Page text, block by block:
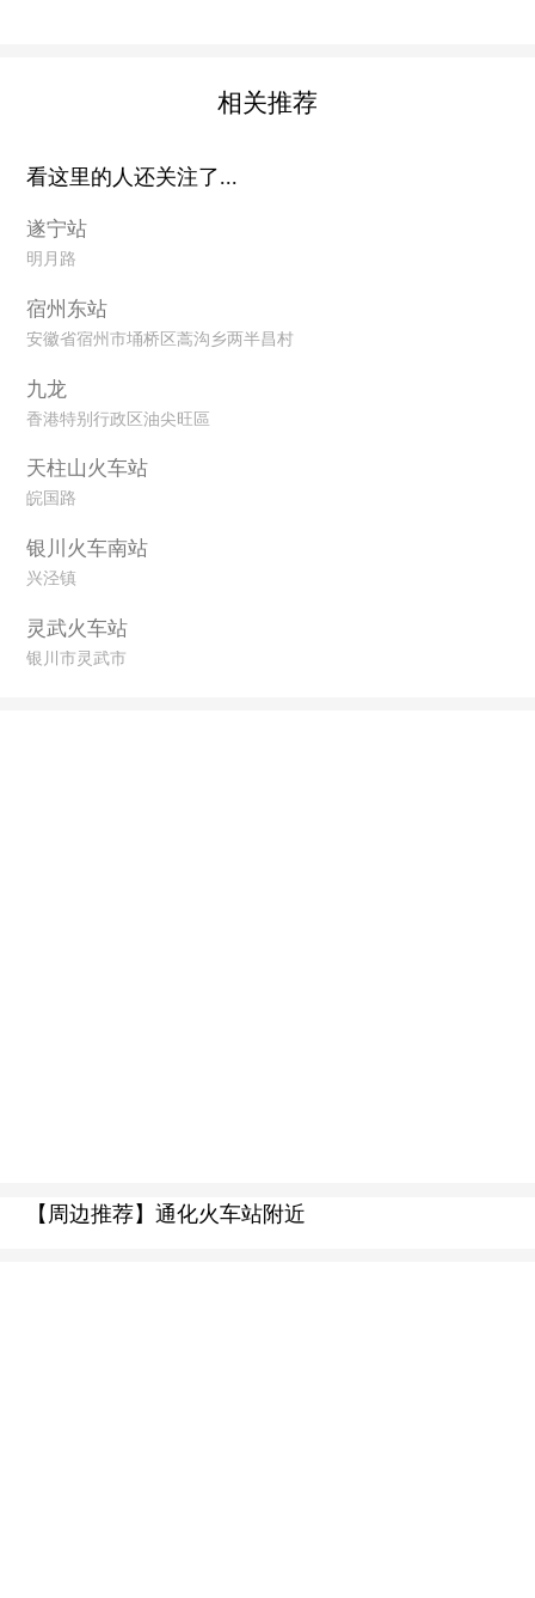
相关推荐
看这里的人还关注了...
遂宁站
明月路
宿州东站
安徽省宿州市埇桥区蒿沟乡两半昌村
九龙
香港特别行政区油尖旺區
天柱山火车站
皖国路
银川火车南站
兴泾镇
灵武火车站
银川市灵武市
【周边推荐】通化火车站附近